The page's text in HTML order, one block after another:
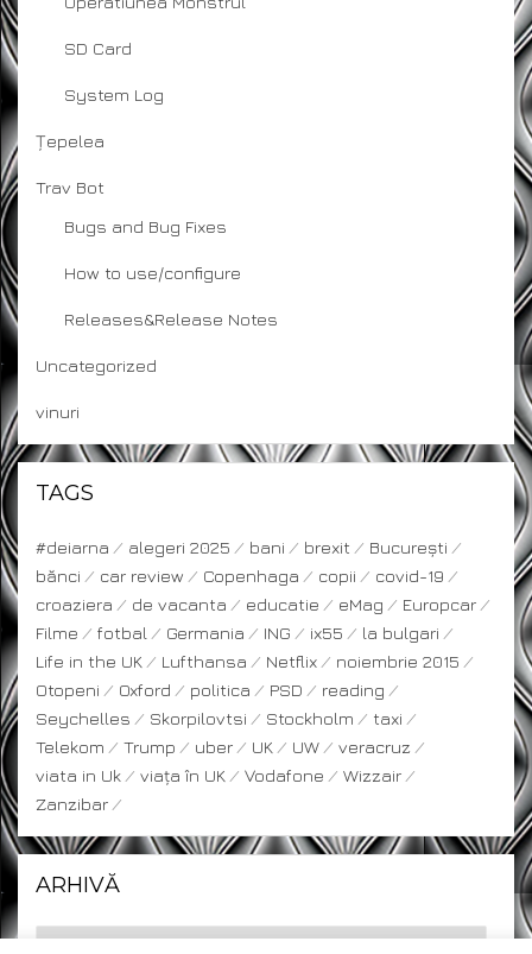
SD Card
System Log
Țepelea
Trav Bot
Bugs and Bug Fixes
How to use/configure
Releases&Release Notes
Uncategorized
vinuri
TAGS
#deiarna alegeri 2025 bani brexit
București
bănci
car review Copenhaga copii
covid-19
croaziera
de vacanta educatie eMag
Europcar
Filme
fotbal Germania ING ix55
la bulgari
Life in the UK
Lufthansa Netflix
noiembrie 2015
Otopeni
Oxford politica PSD
reading
Seychelles
Skorpilovtsi Stockholm
taxi
Telekom
Trump uber UK UW
veracruz
viata in Uk
viața în UK Vodafone
Wizzair
Zanzibar
ARHIVĂ